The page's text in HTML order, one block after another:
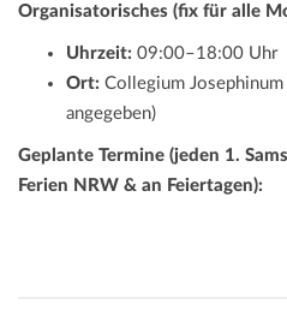
Organisatorisches (fix für alle
Uhrzeit: 09:00–18:00 Uhr
Ort: Collegium
angegeben)
Geplante Termine (jeden 1.
Ferien NRW & an Feiertagen):